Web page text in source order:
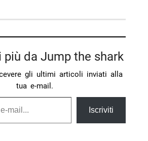
più da Jump the shark
gli ultimi articoli inviati alla
tua e-mail.
Iscriviti